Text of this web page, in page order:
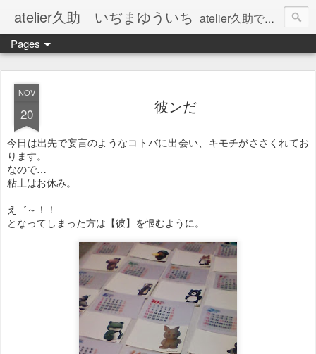
atelier久助 いぢまゆういち atelier久助では土と火から暖かなモノたちを生み出しています。 ご覧になられた方が和んで頂ければ幸いです。
Pages
NOV
20 彼ンだ
今日は出先で妄言のようなコトバに出会い、キモチがささくれてお
ります。
なので…
粘土はお休み。
え゛～！！
となってしまった方は【彼】を恨むように。